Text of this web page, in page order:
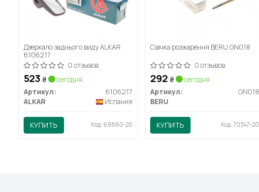
Дзеркало заднього виду ALKAR
6106217
0 отзывов
523 ₴
сегодня
Артикул:
6106217
ALKAR
Испания
КУПИТЬ Код: 69860-20
Свічка розжарення BERU GN018
0 отзывов
292 ₴
сегодня
Артикул:
GN018
BERU
КУПИТЬ Код: 70347-20